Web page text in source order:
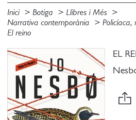
Inici Botiga
Llibres i Més
Narrativa contemporània
Policíaca,
El reino
EL